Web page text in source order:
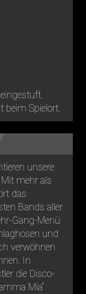
beim Spielort.
unsere
mehr als
das
Bands aller
Gang-Menü
und
verwöhnen
In
die Disco-
Mia“